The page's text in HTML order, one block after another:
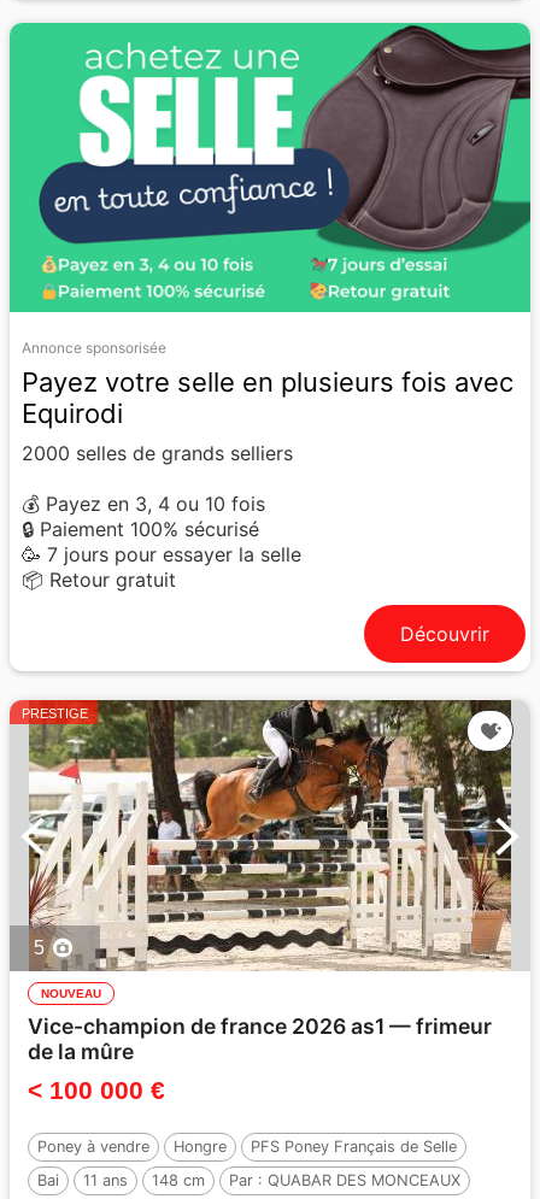
Annonce sponsorisée
Payez votre selle en plusieurs fois avec
Equirodi
2000 selles de grands selliers
💰 Payez en 3, 4 ou 10 fois
🔒 Paiement 100% sécurisé
🥳 7 jours pour essayer la selle
📦 Retour gratuit
Découvrir
PRESTIGE
5
NOUVEAU
Vice-champion de france 2026 as1 — frimeur
de la mûre
< 100 000 €
Poney à vendre Hongre
PFS Poney Français de Selle
Bai
11 ans 148 cm Par : QUABAR DES MONCEAUX